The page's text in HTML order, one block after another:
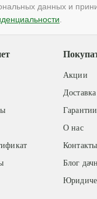
данных и
Акции
Гарантии
О нас
Контакты
Блог